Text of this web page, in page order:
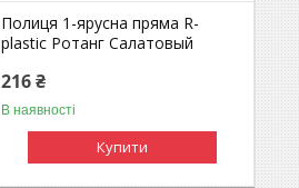
Полиця 1-ярусна пряма R-
plastic Ротанг Салатовый
216 ₴
В наявності
Купити